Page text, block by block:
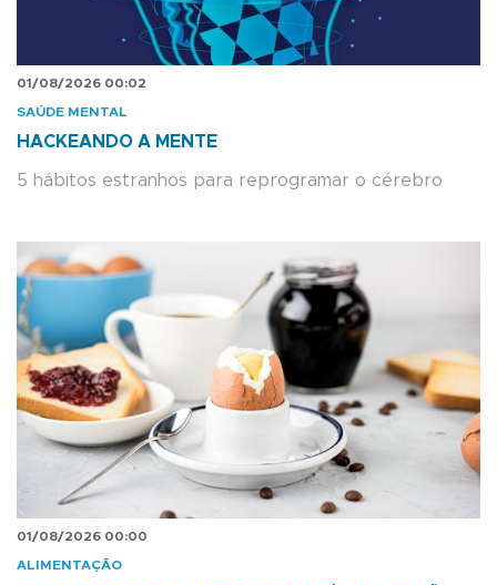
01/08/2026 00:02
SAÚDE MENTAL
HACKEANDO A MENTE
5 hábitos estranhos para reprogramar o cérebro
01/08/2026 00:00
ALIMENTAÇÃO